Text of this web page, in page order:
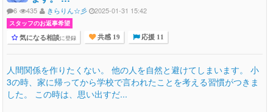
6 435 きらりん☆彡 2025-01-31 15:42
スタッフのお返事希望
気になる相談に登録 共感 19 応援 11
人間関係を作りたくない。 他の人を自然と避けてしまいます。 小
3の時、家に帰ってから学校で言われたことを考える習慣がつきま
した。 この時は、思い出すだ...